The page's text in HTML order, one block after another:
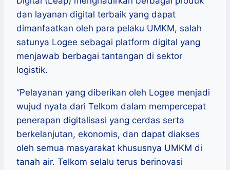
dan layanan digital terbaik yang dapat
dimanfaatkan oleh para pelaku UMKM, salah
satunya Logee sebagai platform digital yang
menjawab berbagai tantangan di sektor
logistik.
“Pelayanan yang diberikan oleh Logee menjadi
wujud nyata dari Telkom dalam mempercepat
penerapan digitalisasi yang cerdas serta
berkelanjutan, ekonomis, dan dapat diakses
oleh semua masyarakat khususnya UMKM di
tanah air. Telkom selalu terus berinovasi